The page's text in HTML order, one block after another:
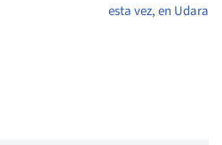
esta vez, en Udara